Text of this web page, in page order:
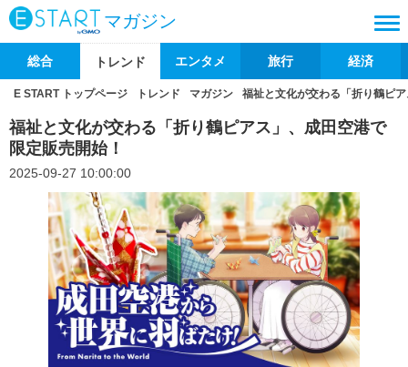
マガジン
総合 トレンド エンタメ 旅行 経済
E START トップページ トレンド マガジン 福祉と文化が交わる「折り鶴ピ
福祉と文化が交わる「折り鶴ピアス」、成田空港で
限定販売開始！
2025-09-27 10:00:00